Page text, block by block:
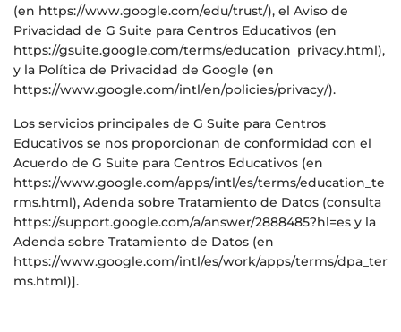
(en https://www.google.com/edu/trust/), el Aviso de
Privacidad de G Suite para Centros Educativos (en
https://gsuite.google.com/terms/education_privacy.html),
y la Política de Privacidad de Google (en
https://www.google.com/intl/en/policies/privacy/).
Los servicios principales de G Suite para Centros
Educativos se nos proporcionan de conformidad con el
Acuerdo de G Suite para Centros Educativos (en
https://www.google.com/apps/intl/es/terms/education_te
rms.html), Adenda sobre Tratamiento de Datos (consulta
https://support.google.com/a/answer/2888485?hl=es y la
Adenda sobre Tratamiento de Datos (en
https://www.google.com/intl/es/work/apps/terms/dpa_ter
ms.html)].